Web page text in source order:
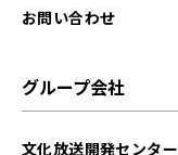
お問い合わせ
グループ会社
文化放送開発センター